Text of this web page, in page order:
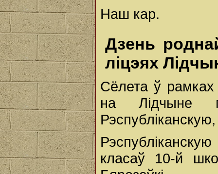
Наш кар.
Дзень
ліцэях
Сёлета ў рамках
на Лідчыне
класаў 10-й